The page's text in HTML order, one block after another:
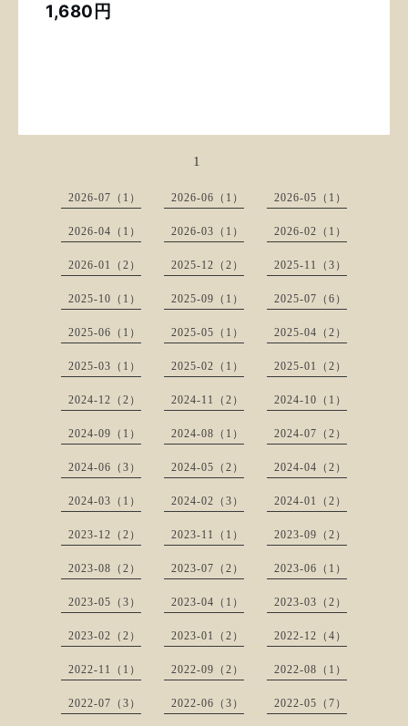
1,680円
1
2026-07（1） 2026-06（1） 2026-05（1）
2026-04（1） 2026-03（1） 2026-02（1）
2026-01（2） 2025-12（2） 2025-11（3）
2025-10（1） 2025-09（1） 2025-07（6）
2025-06（1） 2025-05（1） 2025-04（2）
2025-03（1） 2025-02（1） 2025-01（2）
2024-12（2） 2024-11（2） 2024-10（1）
2024-09（1） 2024-08（1） 2024-07（2）
2024-06（3） 2024-05（2） 2024-04（2）
2024-03（1） 2024-02（3） 2024-01（2）
2023-12（2） 2023-11（1） 2023-09（2）
2023-08（2） 2023-07（2） 2023-06（1）
2023-05（3） 2023-04（1） 2023-03（2）
2023-02（2） 2023-01（2） 2022-12（4）
2022-11（1） 2022-09（2） 2022-08（1）
2022-07（3） 2022-06（3） 2022-05（7）